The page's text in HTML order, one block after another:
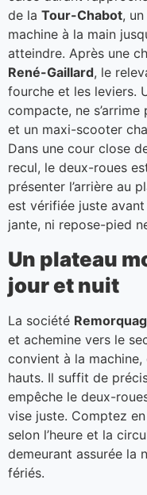
de la Tour-Chabot,
machine à la main
atteindre. Après une
René-Gaillard, le
fourche et les leviers.
compacte, ne
et un maxi-scooter
Dans une cour close
recul, le deux-roues
présenter l’arrière au
est vérifiée juste
jante, ni repose-pied
Un plateau
jour et nuit
La société
et achemine vers le
convient à la
hauts. Il suffit de
empêche le deux-
vise juste. Comptez
selon l’heure et la
demeurant assurée la
fériés.